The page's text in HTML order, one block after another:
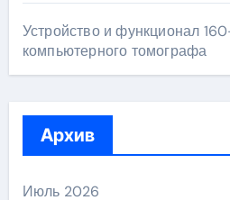
Устройство и функционал
компьютерного томографа
Архив
Июль 2026